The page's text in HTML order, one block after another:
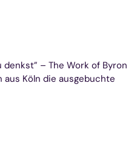
denkst” – The Work of Byron
Köln die ausgebuchte